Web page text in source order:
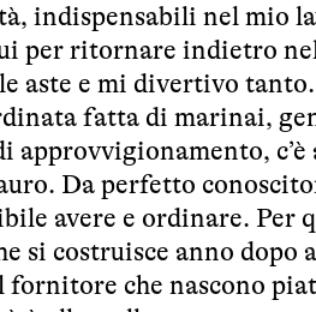
indispensabili nel mio
per ritornare indietro
aste e mi divertivo
fatta di marinai,
approvvigionamento,
Da perfetto
avere e ordinare. Per
si costruisce anno
fornitore che nascono